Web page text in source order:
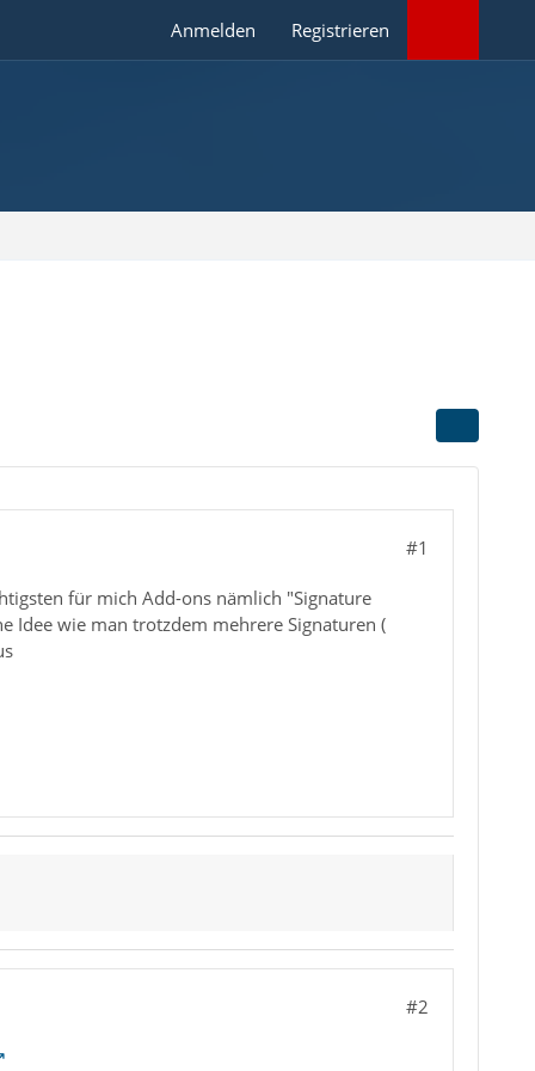
Anmelden Registrieren
#1
für mich Add-ons nämlich "Signature
Idee wie man trotzdem mehrere Signaturen (
#2